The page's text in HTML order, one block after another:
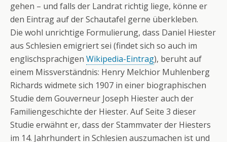
gehen – und falls der Landrat richtig liege, könne er
den Eintrag auf der Schautafel gerne überkleben.
Die wohl unrichtige Formulierung, dass Daniel Hiester
aus Schlesien emigriert sei (findet sich so auch im
englischsprachigen Wikipedia-Eintrag), beruht auf
einem Missverständnis: Henry Melchior Muhlenberg
Richards widmete sich 1907 in einer biographischen
Studie dem Gouverneur Joseph Hiester auch der
Familiengeschichte der Hiester. Auf Seite 3 dieser
Studie erwähnt er, dass der Stammvater der Hiesters
im 14. Jahrhundert in Schlesien auszumachen ist und